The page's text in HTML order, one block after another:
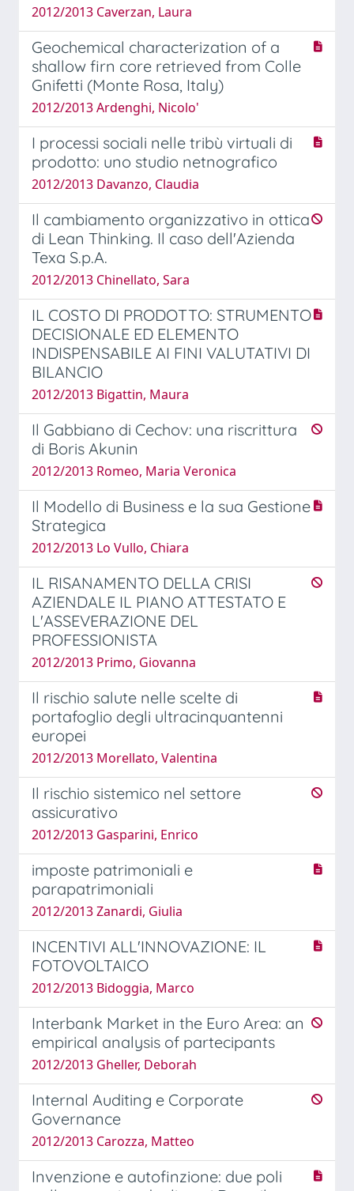
2012/2013 Caverzan, Laura
Geochemical characterization of a
shallow firn core retrieved from Colle
Gnifetti (Monte Rosa, Italy)
2012/2013 Ardenghi, Nicolo'
I processi sociali nelle tribù virtuali di
prodotto: uno studio netnografico
2012/2013 Davanzo, Claudia
Il cambiamento organizzativo in ottica
di Lean Thinking. Il caso dell'Azienda
Texa S.p.A.
2012/2013 Chinellato, Sara
IL COSTO DI PRODOTTO: STRUMENTO
DECISIONALE ED ELEMENTO
INDISPENSABILE AI FINI VALUTATIVI DI
BILANCIO
2012/2013 Bigattin, Maura
Il Gabbiano di Cechov: una riscrittura
di Boris Akunin
2012/2013 Romeo, Maria Veronica
Il Modello di Business e la sua Gestione
Strategica
2012/2013 Lo Vullo, Chiara
IL RISANAMENTO DELLA CRISI
AZIENDALE IL PIANO ATTESTATO E
L'ASSEVERAZIONE DEL
PROFESSIONISTA
2012/2013 Primo, Giovanna
Il rischio salute nelle scelte di
portafoglio degli ultracinquantenni
europei
2012/2013 Morellato, Valentina
Il rischio sistemico nel settore
assicurativo
2012/2013 Gasparini, Enrico
imposte patrimoniali e
parapatrimoniali
2012/2013 Zanardi, Giulia
INCENTIVI ALL'INNOVAZIONE: IL
FOTOVOLTAICO
2012/2013 Bidoggia, Marco
Interbank Market in the Euro Area: an
empirical analysis of partecipants
2012/2013 Gheller, Deborah
Internal Auditing e Corporate
Governance
2012/2013 Carozza, Matteo
Invenzione e autofinzione: due poli